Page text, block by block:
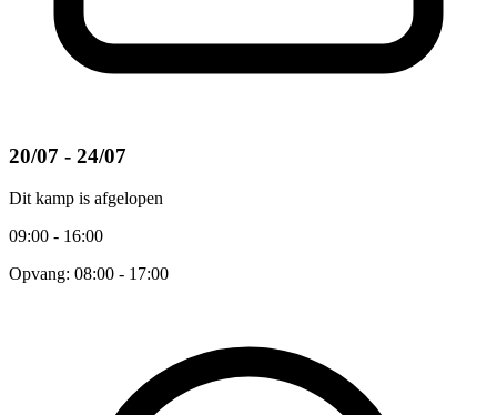
20/07 - 24/07
Dit kamp is afgelopen
09:00 - 16:00
Opvang: 08:00 - 17:00